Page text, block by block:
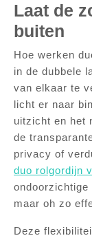
Laat de
buiten
Hoe werken
in de dubbele
van elkaar te
licht er naar
uitzicht en het
de
privacy of
duo rolgordijn
maar oh zo
Deze